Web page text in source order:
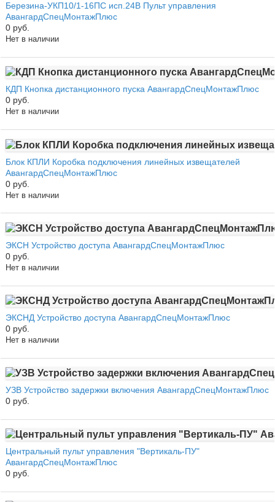
Березина-УКП10/1-16ПС исп.24В Пульт управления
АвангардСпецМонтажПлюс
0 руб.
Нет в наличии
КДП Кнопка дистанционного пуска АвангардСпецМонтажПлюс
0 руб.
Нет в наличии
Блок КПЛИ Коробка подключения линейных извещателей
АвангардСпецМонтажПлюс
0 руб.
Нет в наличии
ЭКСН Устройство доступа АвангардСпецМонтажПлюс
0 руб.
Нет в наличии
ЭКСНД Устройство доступа АвангардСпецМонтажПлюс
0 руб.
Нет в наличии
УЗВ Устройство задержки включения АвангардСпецМонтажПлюс
0 руб.
Центральный пульт управления "Вертикаль-ПУ"
АвангардСпецМонтажПлюс
0 руб.